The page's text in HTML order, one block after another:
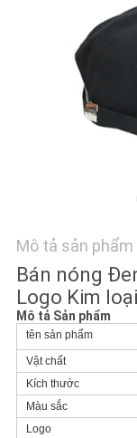
SƠ
ĐỒ
TRANG
WEB
PRIVACY
POLICY
Mô tả sản phẩm
Bán nóng
Logo Kim
Mô tả Sản phẩm
tên sản phẩm
Vật chất
Kích thước
Màu sắc
Logo